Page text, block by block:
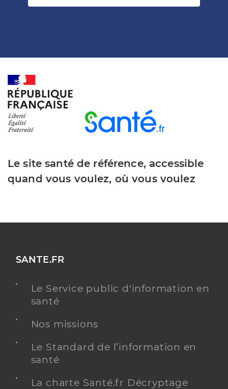
Le site santé de référence, accessible
quand vous voulez, où vous voulez
SANTE.FR
Le Service public d'information en
santé
Nos missions
Le Standard de l’information en
santé
La charte Santé.fr Décryptage